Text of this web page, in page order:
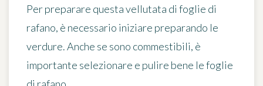
Per preparare questa vellutata di foglie di
rafano, è necessario iniziare preparando le
verdure. Anche se sono commestibili, è
importante selezionare e pulire bene le foglie